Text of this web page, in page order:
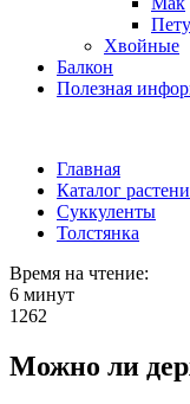
Хвойные
Балкон
Полезная
Главная
Каталог
Суккуленты
Толстянка
Время на чтение:
6 минут
1262
Можно ли